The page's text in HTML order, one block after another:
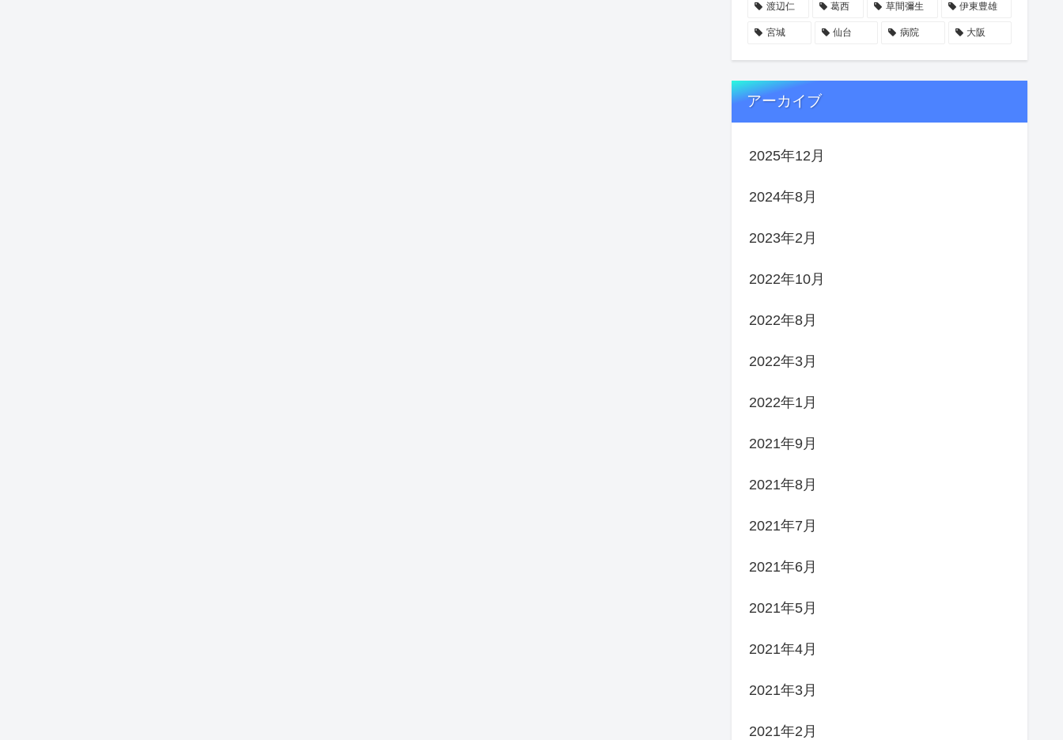
渡辺仁 葛西 草間彌生 伊東豊雄
宮城 仙台 病院 大阪
アーカイブ
2025年12月
2024年8月
2023年2月
2022年10月
2022年8月
2022年3月
2022年1月
2021年9月
2021年8月
2021年7月
2021年6月
2021年5月
2021年4月
2021年3月
2021年2月